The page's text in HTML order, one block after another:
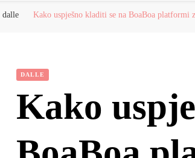
dalle Kako uspješno kladiti se na BoaBoa platformi
DALLE
Kako